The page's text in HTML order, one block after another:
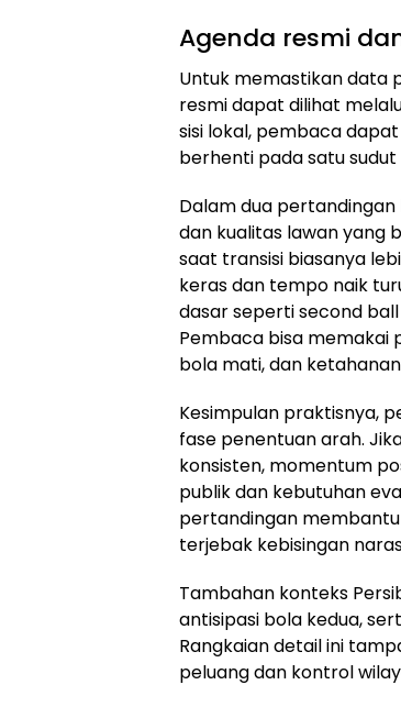
Agenda resmi
Untuk memastikan data
resmi dapat dilihat
sisi lokal, pembaca
berhenti pada satu sudut
Dalam dua
dan kualitas lawan yang
saat transisi biasanya
keras dan tempo naik
dasar seperti second
Pembaca bisa memakai
bola mati, dan
Kesimpulan praktisnya,
fase penentuan arah.
konsisten, momentum
publik dan kebutuhan
pertandingan
terjebak kebisingan
Tambahan konteks
antisipasi bola kedua,
Rangkaian detail ini
peluang dan kontrol